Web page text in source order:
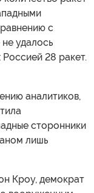
с
удалось
28 ракет.
аналитиков,
сторонники
лишь
Кроу, демократ